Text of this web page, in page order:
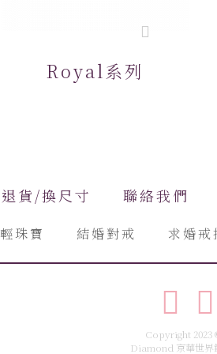
Royal系列
退貨/換尺寸 聯絡我們
輕珠寶 結婚對戒 求婚戒
Copyright
Diamond 京華世界